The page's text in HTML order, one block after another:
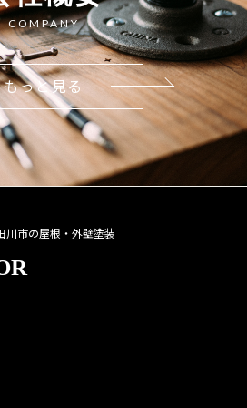
COMPANY
もっと見る
川市の屋根・外壁塗装